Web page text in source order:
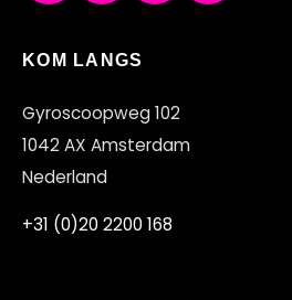
KOM LANGS
Gyroscoopweg 102
1042 AX Amsterdam
Nederland
+31 (0)20 2200 168